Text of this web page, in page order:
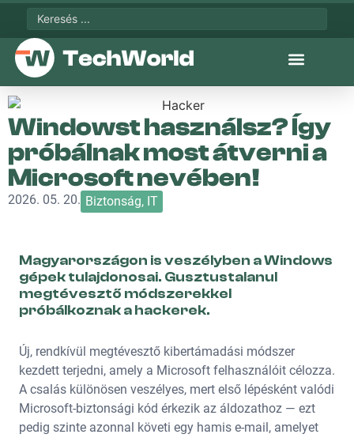
Windowst használsz? Így
próbálnak most átverni a
Microsoft nevében!
2026. 05. 20. Biztonság, IT
Magyarországon is veszélyben a Windows
gépek tulajdonosai. Gusztustalanul
megtévesztő módszerekkel
próbálkoznak a hackerek.
Új, rendkívül megtévesztő kibertámadási módszer
kezdett terjedni, amely a Microsoft felhasználóit célozza.
A csalás különösen veszélyes, mert első lépésként valódi
Microsoft-biztonsági kód érkezik az áldozathoz — ezt
pedig szinte azonnal követi egy hamis e-mail, amelyet